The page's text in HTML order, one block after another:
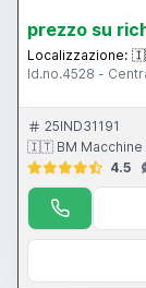
prezzo su
Localizzazione:
Id.no.4528 -
25IND31191
🇮🇹 BM Macchine
4.5